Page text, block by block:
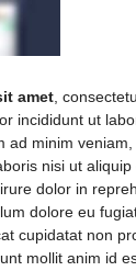
amet ,
incididunt ut
ad minim
nisi ut
dolor in
dolore eu
cupidatat non
mollit anim id